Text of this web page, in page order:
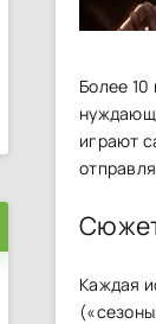
Более
играют
Каждая